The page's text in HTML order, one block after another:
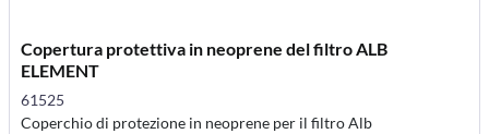
Copertura protettiva in neoprene del filtro ALB
ELEMENT
61525
Coperchio di protezione in neoprene per il filtro Alb